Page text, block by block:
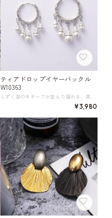
ティアドロップイヤーバックル
W10363
しずく型のモチーフが並んで揺れる、美しいイヤーアクセサリー。 ピアス穴がなくてもピアスのように見えるノンホールタイプです。 《サイズ》 横幅20 縦幅37 ※単位：mm 《素材》 人工パール／合金、銀メッキ ◇人気のおすすめアイテムをもっと見る https://shop.harmonique.net/categories/5911182 ◇商品を購入する前にこちらの【ご購入前に必ずお読みください】をご確認の上お買い求めください。 https://shop.harmonique.net/blog/2024/06/25/010751 《注意事項》 *harmoniqueではお客様からのご注文を受け、お客様の商品を製作・取り寄せしております。 *基本的にお取り寄せ商品となるため、発送までに《1～3週間前後》お時間をいただいております。 *ご覧いただいているPCやスマートフォンの画面により実物と多少色合いが異なる場合がございます。 *イメージ違いやサイズ違い等、その他お客様都合によりますキャンセル・返品交換はご遠慮ください。 トップページはこちら https://shop.harmonique.net/
¥3,980